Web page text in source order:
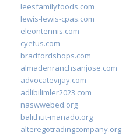
leesfamilyfoods.com
lewis-lewis-cpas.com
eleontennis.com
cyetus.com
bradfordshops.com
almadenranchsanjose.com
advocatevijay.com
adlibilimler2023.com
naswwebed.org
balithut-manado.org
alteregotradingcompany.org